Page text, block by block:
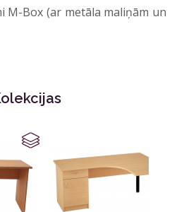
M-Box (ar metāla maliņām un